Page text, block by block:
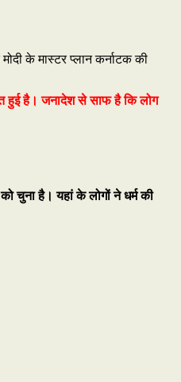
के मास्टर प्लान कर्नाटक की
हुई है। जनादेश से साफ है कि लोग
चुना है। यहां के लोगों ने धर्म की